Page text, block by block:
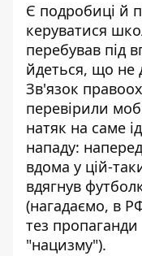
Є подробиці й
керуватися
перебував під
йдеться, що не
Зв'язок
перевірили
натяк на саме
нападу:
вдома у цій-
вдягнув
(нагадаємо, в
тез пропаганди
"нацизму").